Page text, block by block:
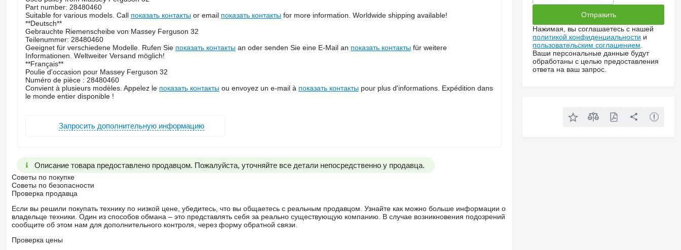
Part number: 28480460
Suitable for various models. Call показать контактыor email показать контактыfor more information. Worldwide shipping available!
**Deutsch**
Gebrauchte Riemenscheibe von Massey Ferguson 32
Teilenummer: 28480460
Geeignet für verschiedene Modelle. Rufen Sie показать контактыan oder senden Sie eine E-Mail an показать контактыfür weitere
Informationen. Weltweiter Versand möglich!
**Français**
Poulie d'occasion pour Massey Ferguson 32
Numéro de pièce : 28480460
Convient à plusieurs modèles. Appelez le показать контактыou envoyez un e-mail à показать контактыpour plus d'informations. Expédition dans
le monde entier disponible !
Запросить дополнительную информацию
Описание товара предоставлено продавцом. Пожалуйста, уточняйте все детали непосредственно у продавца.
Советы по покупке
Советы по безопасности
Проверка продавца
Если вы решили покупать технику по низкой цене, убедитесь, что вы общаетесь с реальным продавцом. Узнайте как можно больше информации о
владельце техники. Один из способов обмана – это представлять себя за реально существующую компанию. В случае возникновения подозрений
сообщите об этом нам для дополнительного контроля, через форму обратной связи.
Проверка цены
Нажимая, вы соглашаетесь с нашей
политикой конфиденциальности и
пользовательским соглашением
Ваши персональные данные будут
обработаны с целью предоставления
ответа на ваш запрос.